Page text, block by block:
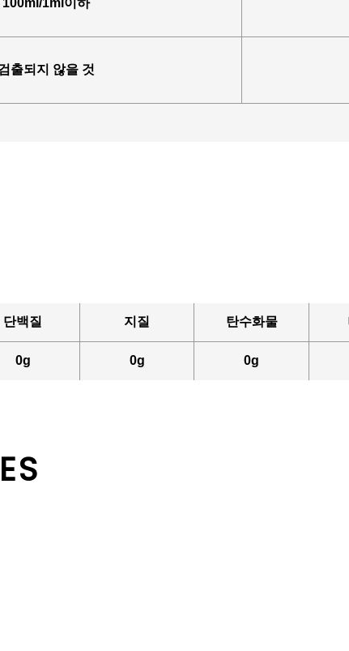
100ml/1ml이하
출되지 않을 것
단백질 지질 탄수화물
0g 0g 0g